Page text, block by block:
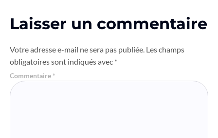
Laisser un commentaire
Votre adresse e-mail ne sera pas publiée. Les champs
obligatoires sont indiqués avec *
Commentaire *